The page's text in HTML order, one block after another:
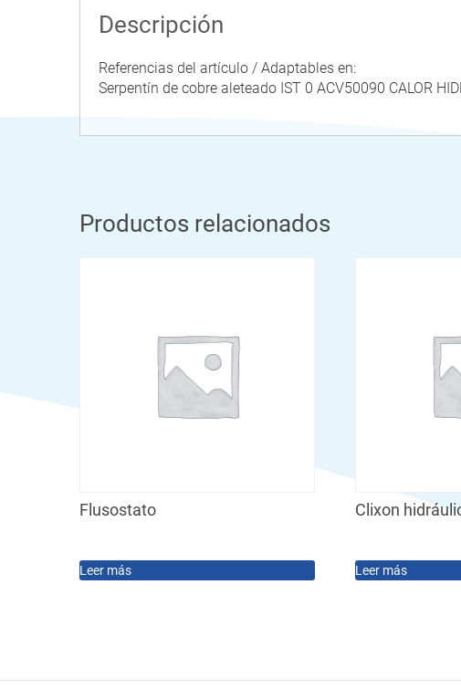
Descripción
Referencias del artículo / Adaptables en:
Serpentín de cobre aleteado IST 0 ACV50090 CALOR
Productos relacionados
Flusostato
Leer más
Clixon
Leer más